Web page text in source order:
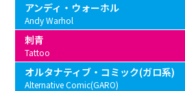
アンディ・ウォーホル
Andy Warhol
刺青
Tattoo
オルタナティブ・コミック(ガロ系)
Alternative Comic(GARO)